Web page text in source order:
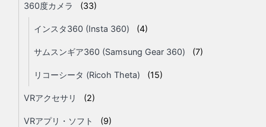
360度カメラ (33)
インスタ360 (Insta 360) (4)
サムスンギア360 (Samsung Gear 360) (7)
リコーシータ (Ricoh Theta) (15)
VRアクセサリ (2)
VRアプリ・ソフト (9)